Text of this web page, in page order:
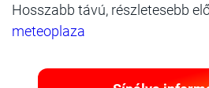
Hosszabb távú, részletesebb
meteoplaza